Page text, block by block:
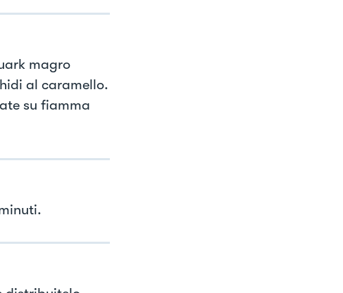
magro
al caramello.
su fiamma